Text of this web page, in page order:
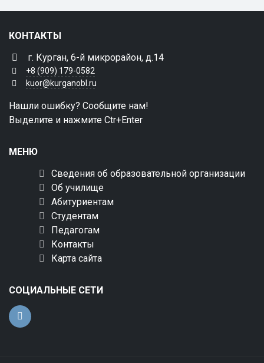
КОНТАКТЫ
г. Курган, 6-й микрорайон, д.14
+8 (909) 179-0582
kuor@kurganobl.ru
Нашли ошибку? Сообщите нам!
Выделите и нажмите Ctr+Enter
МЕНЮ
Сведения об образовательной организации
Об училище
Абитуриентам
Студентам
Педагогам
Контакты
Карта сайта
СОЦИАЛЬНЫЕ СЕТИ